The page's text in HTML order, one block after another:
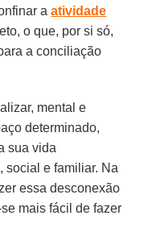
aatividade
o que, por si só,
a conciliação
mental e
determinado,
sua vida
social e familiar. Na
essa desconexão
mais fácil de fazer